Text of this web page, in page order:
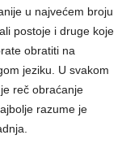
u najvećem broju
postoje i druge koje
obratiti na
jeziku. U svakom
reč obraćanje
razume je